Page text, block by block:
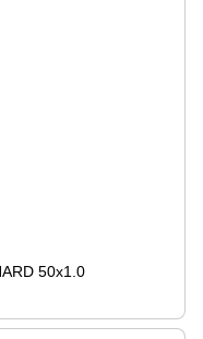
50х1.0